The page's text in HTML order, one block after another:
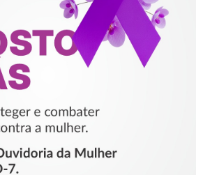
LILÁS – ACOLHER,
E COMBATER A
CONTRA A
MULHER